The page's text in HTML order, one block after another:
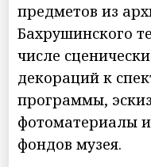
предметов из
Бахрушинского
числе
декораций к
программы,
фотоматериалы
фондов музея.